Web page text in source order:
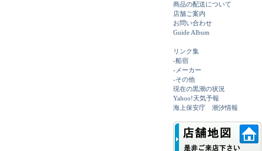
商品の配送について
店舗ご案内
お問い合わせ
Guide Album
リンク集
-船宿
-メーカー
-その他
現在の黒潮の状況
Yahoo!天気予報
海上保安庁 潮汐情報